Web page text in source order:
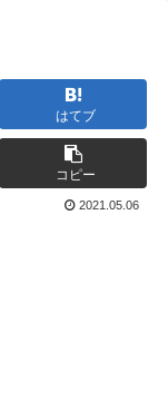
はてブ
コピー
2021.05.06